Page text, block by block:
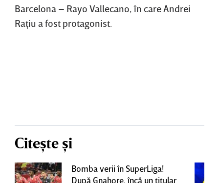
Barcelona – Rayo Vallecano, în care Andrei
Raţiu a fost protagonist.
Citește și
Bomba verii în SuperLiga!
După Gnahore, încă un titular